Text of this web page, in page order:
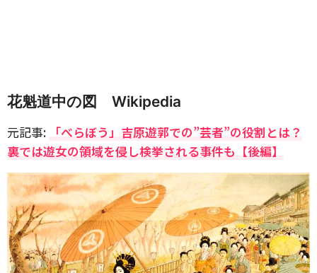
花魁道中の図 Wikipedia
元記事: 「べらぼう」吉原遊郭での”芸者”の役割とは？
裏では遊女の領域を侵し検挙される事件も【後編】